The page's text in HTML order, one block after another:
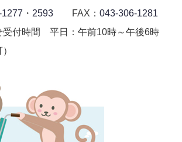
・ 2593 FAX： 043-306-1281
付時間 平日：午前10時～午後6時